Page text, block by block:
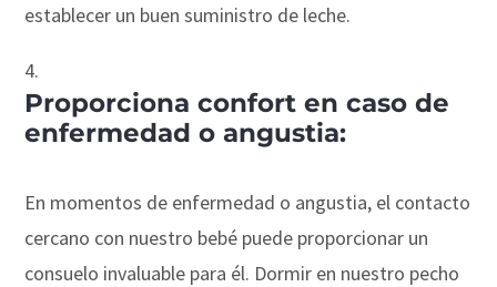
establecer un buen suministro de leche.
Proporciona confort en caso de
enfermedad o angustia:
En momentos de enfermedad o angustia, el contacto
cercano con nuestro bebé puede proporcionar un
consuelo invaluable para él. Dormir en nuestro pecho